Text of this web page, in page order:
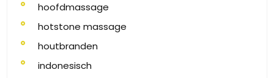
hoofdmassage
hotstone massage
houtbranden
indonesisch